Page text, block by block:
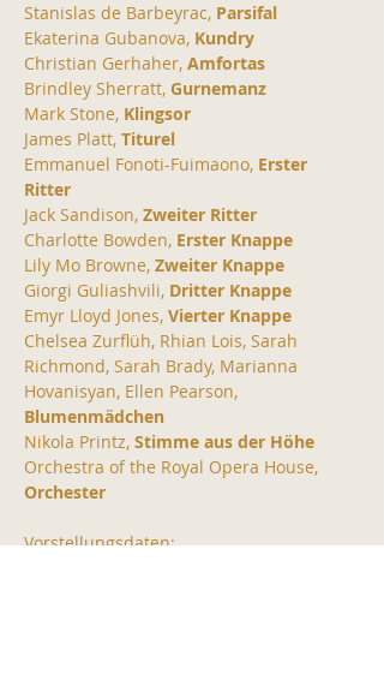
Stanislas de Barbeyrac, Parsifal
Ekaterina Gubanova, Kundry
Christian Gerhaher, Amfortas
Brindley Sherratt, Gurnemanz
Mark Stone, Klingsor
James Platt, Titurel
Emmanuel Fonoti-Fuimaono, Erster
Ritter
Jack Sandison, Zweiter Ritter
Charlotte Bowden, Erster Knappe
Lily Mo Browne, Zweiter Knappe
Giorgi Guliashvili, Dritter Knappe
Emyr Lloyd Jones, Vierter Knappe
Chelsea Zurflüh, Rhian Lois, Sarah
Richmond, Sarah Brady, Marianna
Hovanisyan, Ellen Pearson,
Blumenmädchen
Nikola Printz, Stimme aus der Höhe
Orchestra of the Royal Opera House,
Orchester
Vorstellungsdaten: